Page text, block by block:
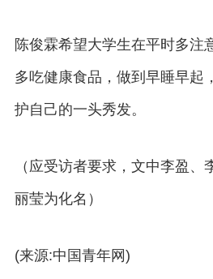
陈俊霖希望大学生在平时多注
多吃健康食品，做到早睡早起
护自己的一头秀发。
（应受访者要求，文中李盈
丽莹为化名）
(来源:中国青年网)